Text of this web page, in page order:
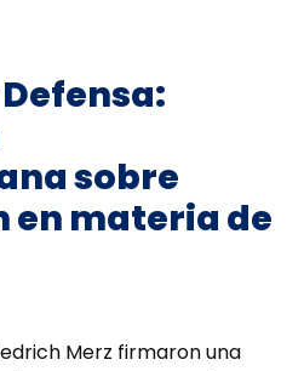
sobre
en materia de
Merz firmaron una